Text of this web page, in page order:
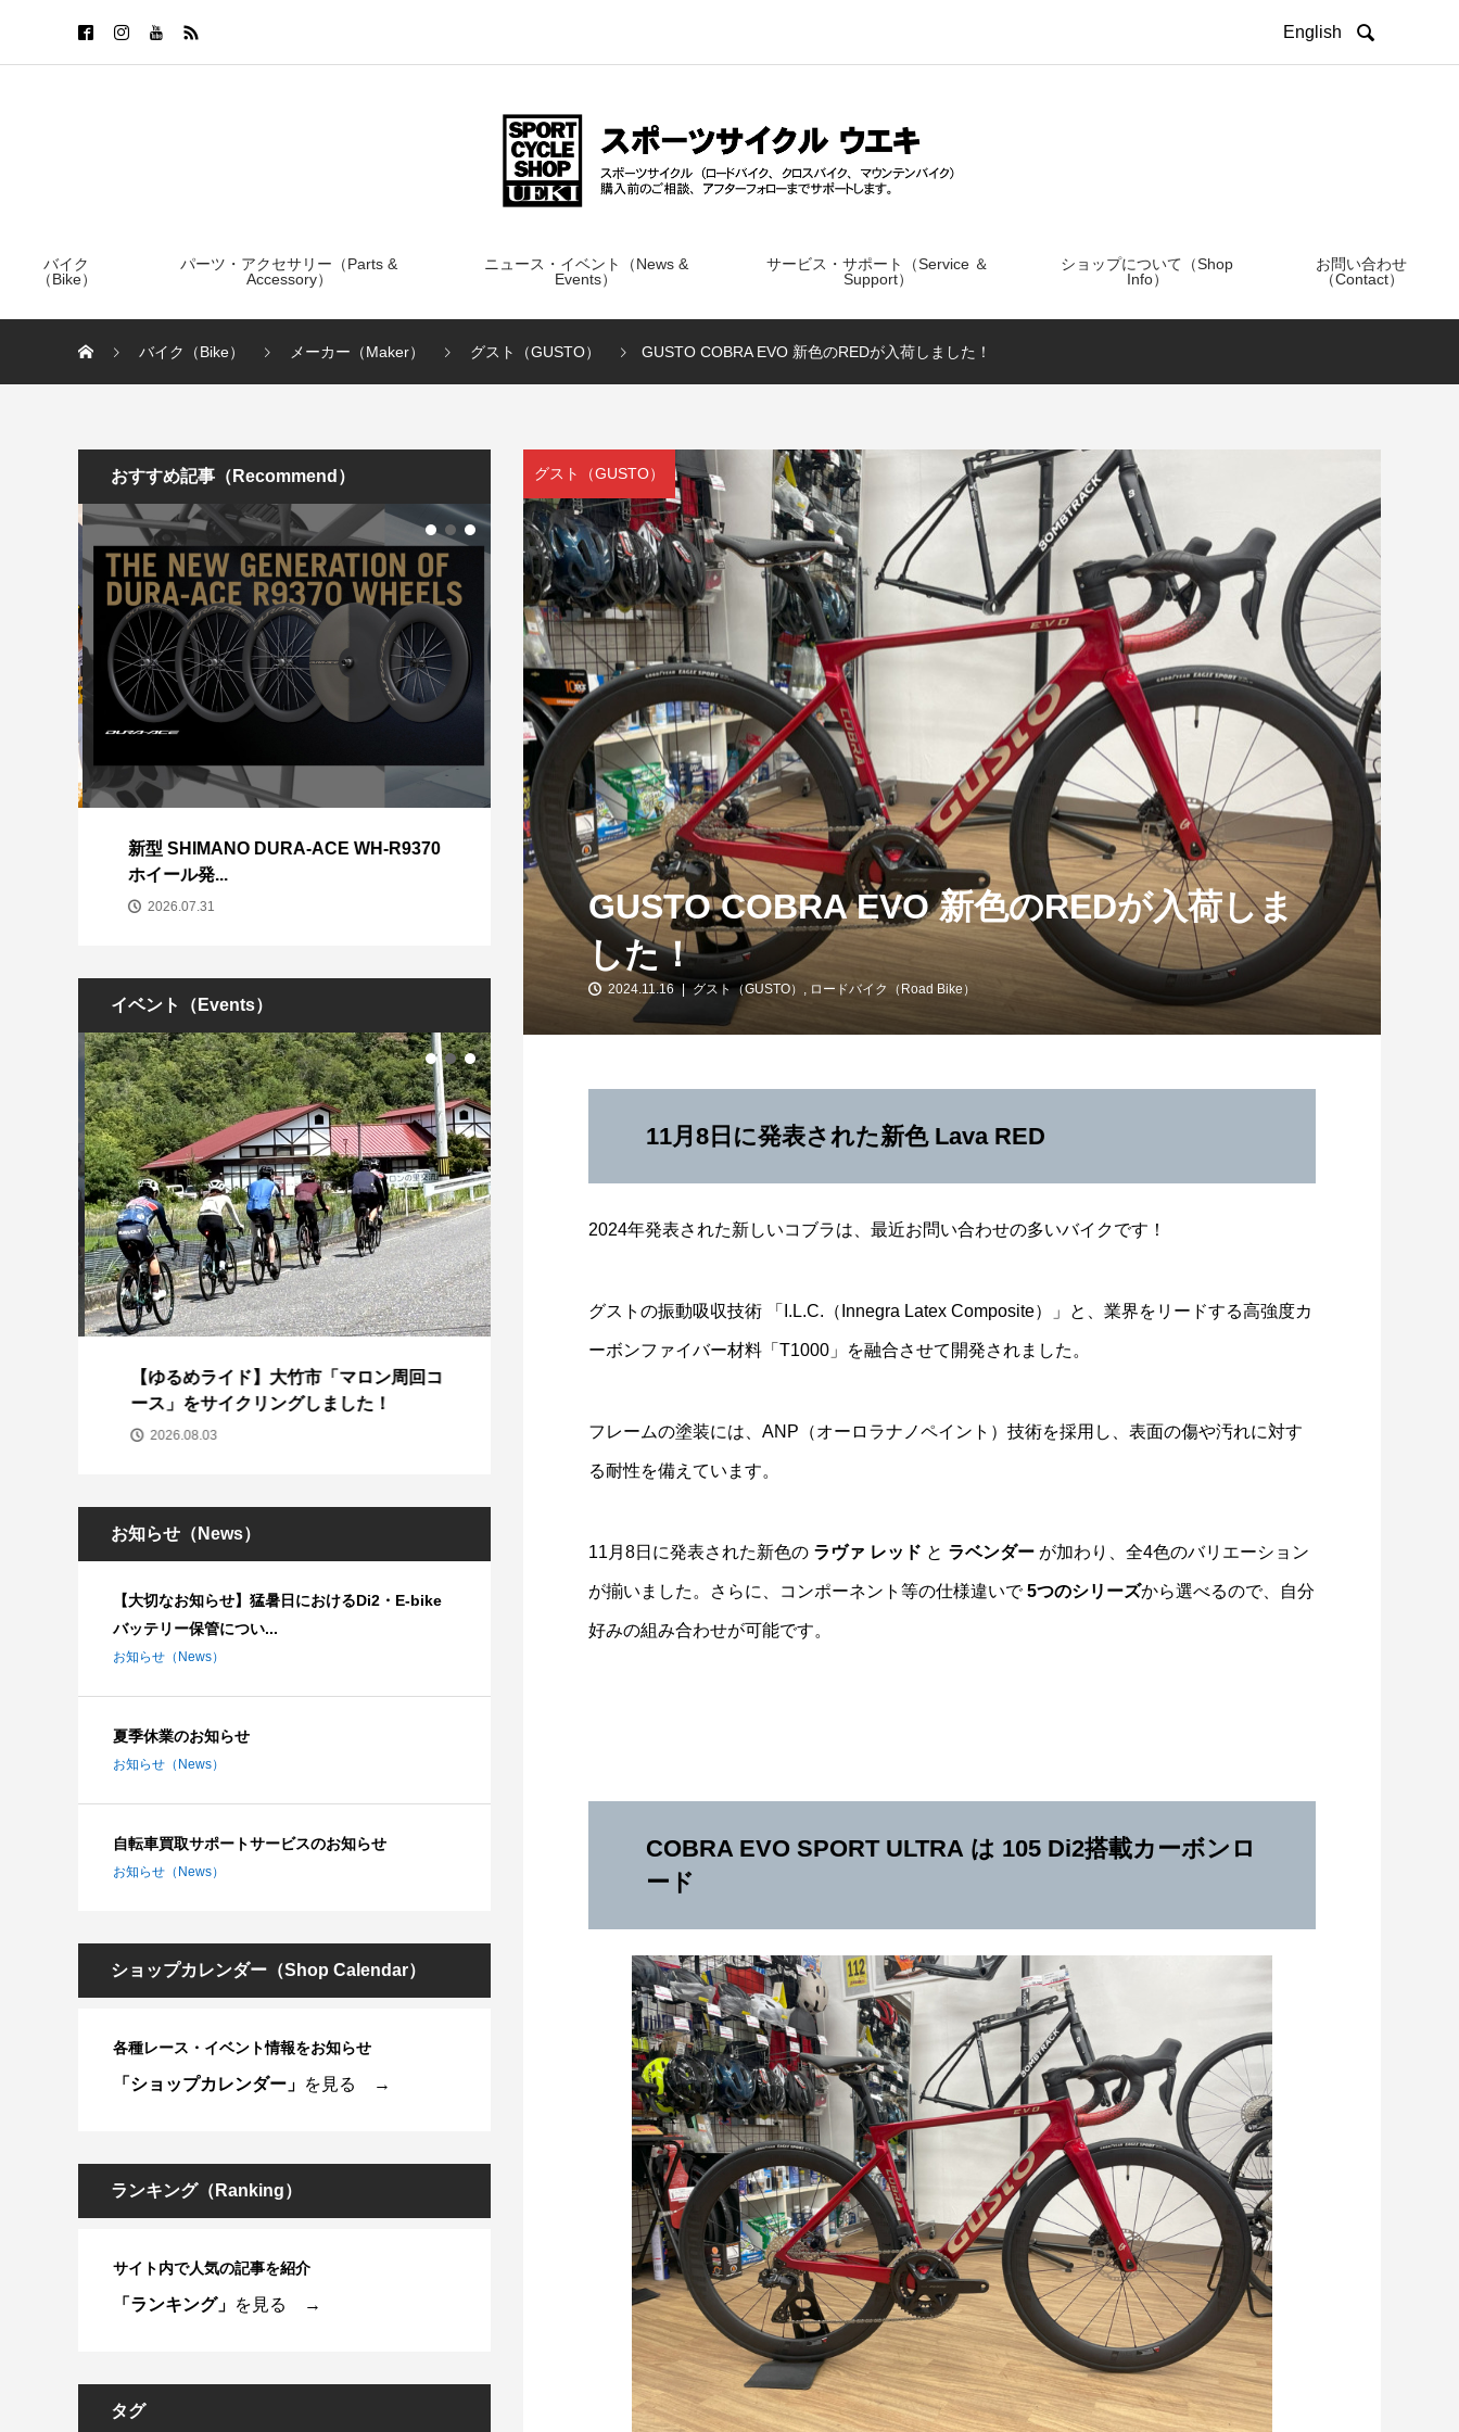
English 
バイク
（Bike）
パーツ・アクセサリー（Parts &
Accessory）
ニュース・イベント（News &
Events）
サービス・サポート（Service ＆
Support）
ショップについて（Shop
Info）
お問い合わせ
（Contact）
Bianchi SPRINT 2020年モデル
CINELLI KING ZYDECO フレー
ムセッ...
CORRATEC DOLOMITI 105
2023...
CHERUBIM(ケルビム) Racer
Disc ...
ANCHOR RS8 EQUIPE 105
CANNONDALE CAAD13 105 ピ
ンク ...
CORRATEC DOLOMITI 105
Disc...
LOOK 785 HUEZ RS 2019年モ
デル
SHIMANO 新作シューズRC5
2022年モデル
シマノ オフロードシューズ 新
商品 SH-XC302...
fizik フィジーク シューズ
TERRA ATL...
SHIMANO シューズ RC7 2021
年モデル
GIANT メーカー完売モデルが
続々入荷中！
ショップ近くに大型遊具広場が
オープン
TREK e-MTB セール開催！
PINARELLO Fシリーズに新色
追加！ご注文受付...
バイク（Bike） メーカー（Maker） グスト（GUSTO） GUSTO COBRA EVO 新色のREDが入荷しました！
グスト（GUSTO）
GUSTO COBRA EVO 新色のREDが入荷しま
した！
2024.11.16 グスト（GUSTO） , ロードバイク（Road Bike）
11月8日に発表された新色 Lava RED
2024年発表された新しいコブラは、最近お問い合わせの多いバイクです！
グストの振動吸収技術 「I.L.C.（Innegra Latex Composite）」と、業界をリードする高強度カ
ーボンファイバー材料「T1000」を融合させて開発されました。
フレームの塗装には、ANP（オーロラナノペイント）技術を採用し、表面の傷や汚れに対す
る耐性を備えています。
11月8日に発表された新色の ラヴァ レッド と ラベンダー が加わり、全4色のバリエーション
が揃いました。さらに、コンポーネント等の仕様違いで5つのシリーズから選べるので、自分
好みの組み合わせが可能です。
COBRA EVO SPORT ULTRA は 105 Di2搭載カーボンロ
ード
おすすめ記事（Recommend）
新型 SHIMANO DURA-ACE WH-R9370
ホイール発...
2026.07.31
Bianchi 新型 SPECIALISSIMA 発表｜軽
量×エアロ...
2026.07.20
COLNAGO「TOUR DE FRANCE 2026
CHAMPI...
2026.08.07
イベント（Events）
【ゆるめライド】大竹市「マロン周回コ
ース」をサイクリングしました！
2026.08.03 2026.08.01 2026.08.08
お知らせ（News）
【大切なお知らせ】猛暑日におけるDi2・E-bike
バッテリー保管につい...
お知らせ（News）
夏季休業のお知らせ
お知らせ（News）
自転車買取サポートサービスのお知らせ
お知らせ（News）
ショップカレンダー（Shop Calendar）
各種レース・イベント情報をお知らせ
「ショップカレンダー」 を見る →
ランキング（Ranking）
サイト内で人気の記事を紹介
「ランキング」 を見る →
タグ